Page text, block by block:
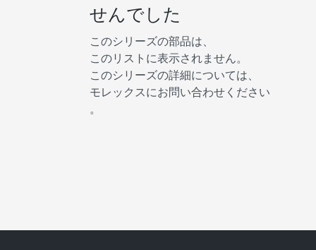
せんでした
このシリーズの部品は、
このリストに表示されません。
このシリーズの詳細については、
モレックスにお問い合わせください
。